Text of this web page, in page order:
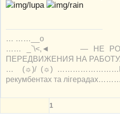
… ……__o
…… _`\<,◄ — НЕ
ПЕРЕДВИЖЕНИЯ НА РАБОТУ.
… (☼)/ (☼) ……………………КМС
рекумбентах та
1